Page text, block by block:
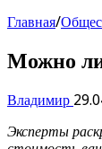
Главная/
Можно
Владимир
Эксперты